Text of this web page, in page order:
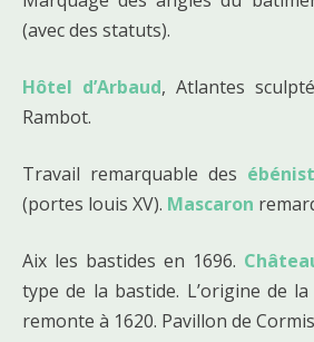
(avec des statuts).
Hôtel d’Arbaud, Atlantes
Rambot.
Travail remarquable des
(portes louis XV). Mascaron
Aix les bastides en 1696.
type de la bastide. L’origine de
remonte à 1620. Pavillon de